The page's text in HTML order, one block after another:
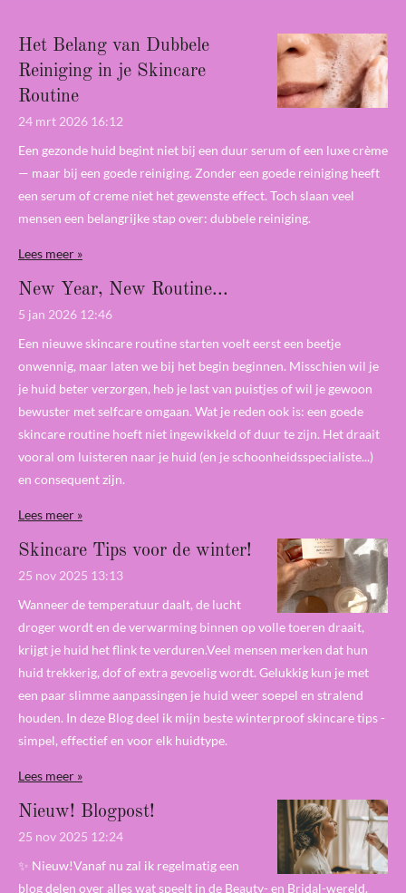
n
e
n
Het Belang van Dubbele
Reiniging in je Skincare
Routine
24 mrt 2026 16:12
Een gezonde huid begint niet bij een duur serum of een luxe crème
— maar bij een goede reiniging. Zonder een goede reiniging heeft
een serum of creme niet het gewenste effect. Toch slaan veel
mensen een belangrijke stap over: dubbele reiniging.
Lees meer »
New Year, New Routine...
5 jan 2026 12:46
Een nieuwe skincare routine starten voelt eerst een beetje
onwennig, maar laten we bij het begin beginnen. Misschien wil je
je huid beter verzorgen, heb je last van puistjes of wil je gewoon
bewuster met selfcare omgaan. Wat je reden ook is: een goede
skincare routine hoeft niet ingewikkeld of duur te zijn. Het draait
vooral om luisteren naar je huid (en je schoonheidsspecialiste...)
en consequent zijn.
Lees meer »
Skincare Tips voor de winter!
25 nov 2025 13:13
Wanneer de temperatuur daalt, de lucht
droger wordt en de verwarming binnen op volle toeren draait,
krijgt je huid het flink te verduren.Veel mensen merken dat hun
huid trekkerig, dof of extra gevoelig wordt. Gelukkig kun je met
een paar slimme aanpassingen je huid weer soepel en stralend
houden. In deze Blog deel ik mijn beste winterproof skincare tips -
simpel, effectief en voor elk huidtype.
Lees meer »
Nieuw! Blogpost!
25 nov 2025 12:24
✨ Nieuw!Vanaf nu zal ik regelmatig een
blog delen over alles wat speelt in de Beauty- en Bridal-wereld.